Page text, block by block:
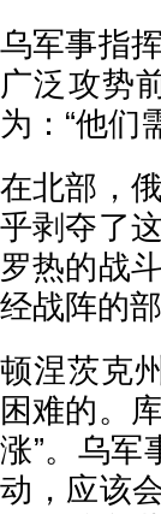
乌军事指
广泛攻势
为：“他们
在北部，
乎剥夺了
罗热的战
经战阵的
顿涅茨克
困难的。
涨”。乌军
动，应该